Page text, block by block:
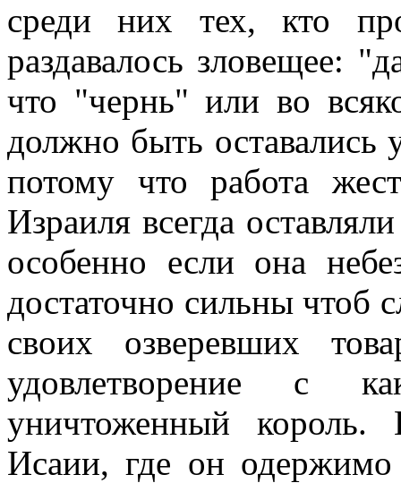
среди них тех, кто
раздавалось зловещее:
что "чернь" или во
должно быть оставались
потому что работа
Израиля всегда
особенно если она
достаточно сильны чтоб
своих озверевших
удовлетворение с
уничтоженный
Исаии, где он одержимо